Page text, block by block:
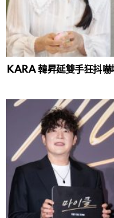
KARA 韓昇延雙手狂抖